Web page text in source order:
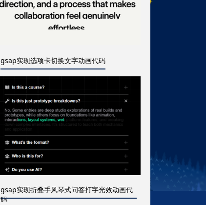
gsap实现选项卡切换文字动画代码
gsap实现折叠手风琴式问答打字光效动画代
码